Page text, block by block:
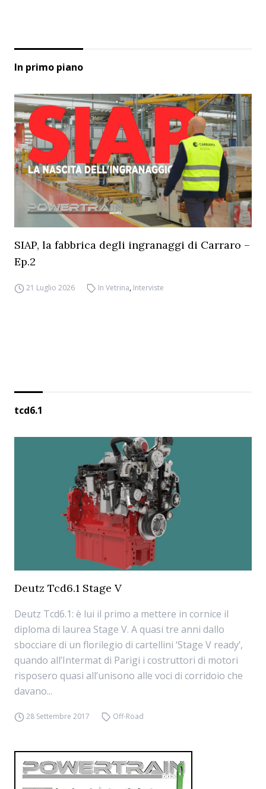
In primo piano
SIAP, la fabbrica degli ingranaggi di Carraro –
Ep.2
21 Luglio 2026 In Vetrina, Interviste
tcd6.1
Deutz Tcd6.1 Stage V
Deutz Tcd6.1: è lui il primo a mettere in cornice il
diploma di laurea Stage V. A quasi tre anni dallo
sbocciare di un florilegio di cartellini ‘Stage V ready’,
quando all’Intermat di Parigi i costruttori di motori
risposero quasi all’unisono alle voci di corridoio che
davano...
28 Settembre 2017 Off-Road